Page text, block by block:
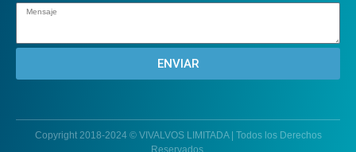
ENVIAR
Copyright 2018-2024 © VIVALVOS LIMITADA | Todos los Derechos